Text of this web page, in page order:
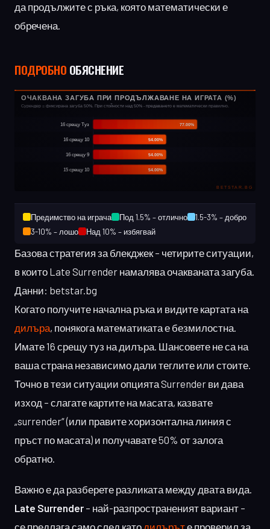
да продължите с ръка, която математически е
обречена.
ПОДРОБНО ОБЯСНЕНИЕ
Предимство на играча Под 1.5% – отлично
1.5-3% – добро
3-10% – лошо
Над 10% – избягвай
Базова стратегия за блекджек – четирите ситуации,
в които Late Surrender намалява очакваната загуба.
Данни: betstar.bg
Когато получите начална ръка и видите картата на
дилъра, понякога математиката е безмилостна.
Имате 16 срещу туз на дилъра. Шансовете не са на
ваша страна независимо дали теглите или стоите.
Точно в тези ситуации опцията Surrender ви дава
изход – слагате картите на масата, казвате
„surrender“ (или правите хоризонтална линия с
пръст по масата) и получавате 50% от залога
обратно.
Важно е да разберете разликата между двата вида.
Late Surrender – най-разпространеният вариант –
се предлага само след като дилъръте проверил за